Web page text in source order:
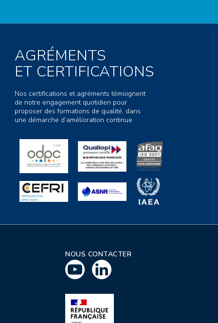
AGRÉMENTS
ET CERTIFICATIONS
Nos certifications et agréments témoignent
de notre engagement quotidien pour
proposer des formations de qualité, dans
une démarche d’amélioration continue.
NOUS CONTACTER